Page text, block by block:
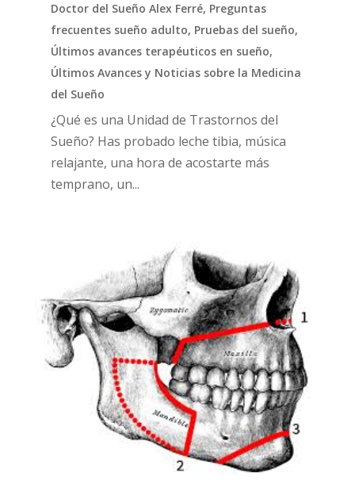
Doctor del Sueño Alex Ferré, Preguntas
frecuentes sueño adulto, Pruebas del sueño,
Últimos avances terapéuticos en sueño,
Últimos Avances y Noticias sobre la Medicina
del Sueño
¿Qué es una Unidad de Trastornos del
Sueño? Has probado leche tibia, música
relajante, una hora de acostarte más
temprano, un...